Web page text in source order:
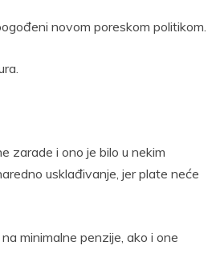
novom poreskom politikom.
zarade i ono je bilo u nekim
usklađivanje, jer plate neće
minimalne penzije, ako i one